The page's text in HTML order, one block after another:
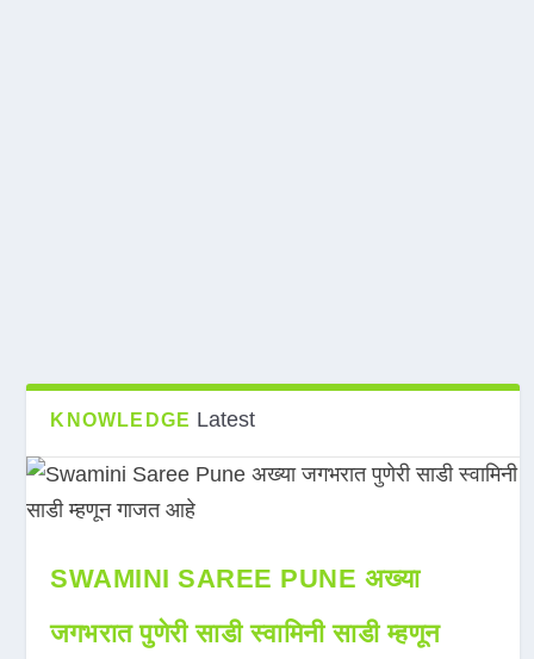
KNOWLEDGE Latest
SWAMINI SAREE PUNE अख्या
जगभरात पुणेरी साडी स्वामिनी साडी म्हणून